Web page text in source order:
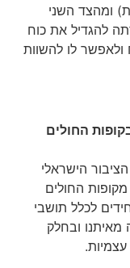
ומהצד השני
להגדיל את כוח
לו להשוות
החולים
הישראלי
החולים
לכלל תושבי
מאיתנו ובחלק